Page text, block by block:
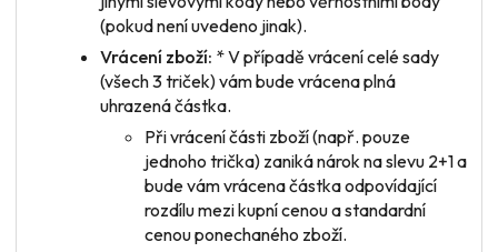
(pokud není uvedeno jinak).
Vrácení zboží: * V případě vrácenícelé sady
(všech 3 triček) vám bude vrácena plná
uhrazená částka.
Při vráceníčásti zboží(např. pouze
jednoho trička) zaniká nárok na slevu 2+1 a
bude vám vrácena částka odpovídající
rozdílu mezi kupní cenou a standardní
cenou ponechaného zboží.